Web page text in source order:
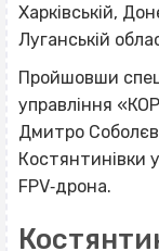
Харківській,
Луганській
Пройшовши
управління
Дмитро
Костянтинівки
FPV‐дрона.